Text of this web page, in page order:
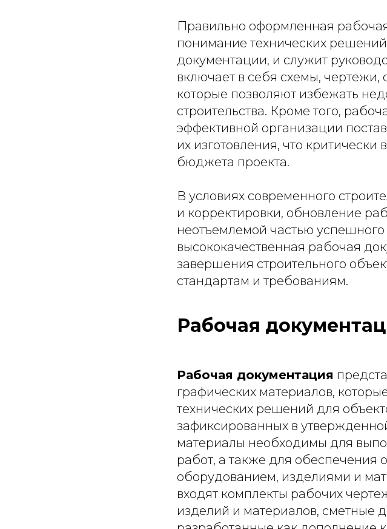
Правильно оформленная
понимание технических
документации, и служит
включает в себя схемы,
которые позволяют избежать
строительства. Кроме того,
эффективной организации
их изготовления, что
бюджета проекта.
В условиях современного
и корректировки, обновление
неотъемлемой частью
высококачественная рабочая
завершения строительного
стандартам и требованиям.
Рабочая
Рабочая документация
графических материалов,
технических решений для
зафиксированных в
материалы необходимы для
работ, а также для
оборудованием, изделиями и
входят комплекты рабочих
изделий и материалов, сметные